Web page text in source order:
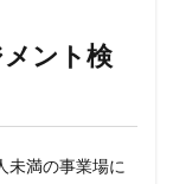
ント検
未満の事業場に